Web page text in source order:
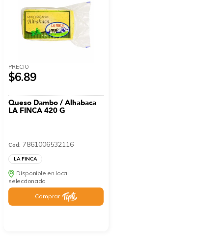
PRECIO
$6.89
Queso Dambo / Alhabaca
LA FINCA 420 G
Cod: 7861006532116
LA FINCA
Disponible en local
seleccionado
Comprar